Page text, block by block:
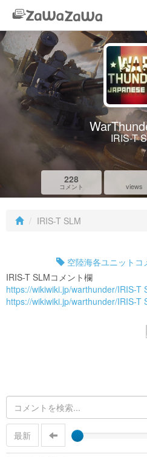
IRIS-T
228
コメント views
IRIS-T SLM
空陸海各ユニット
IRIS-T SLMコメント欄
https://wikiwiki.jp/warthunder/IRIS-T
https://wikiwiki.jp/warthunder/IRIS-T
最新